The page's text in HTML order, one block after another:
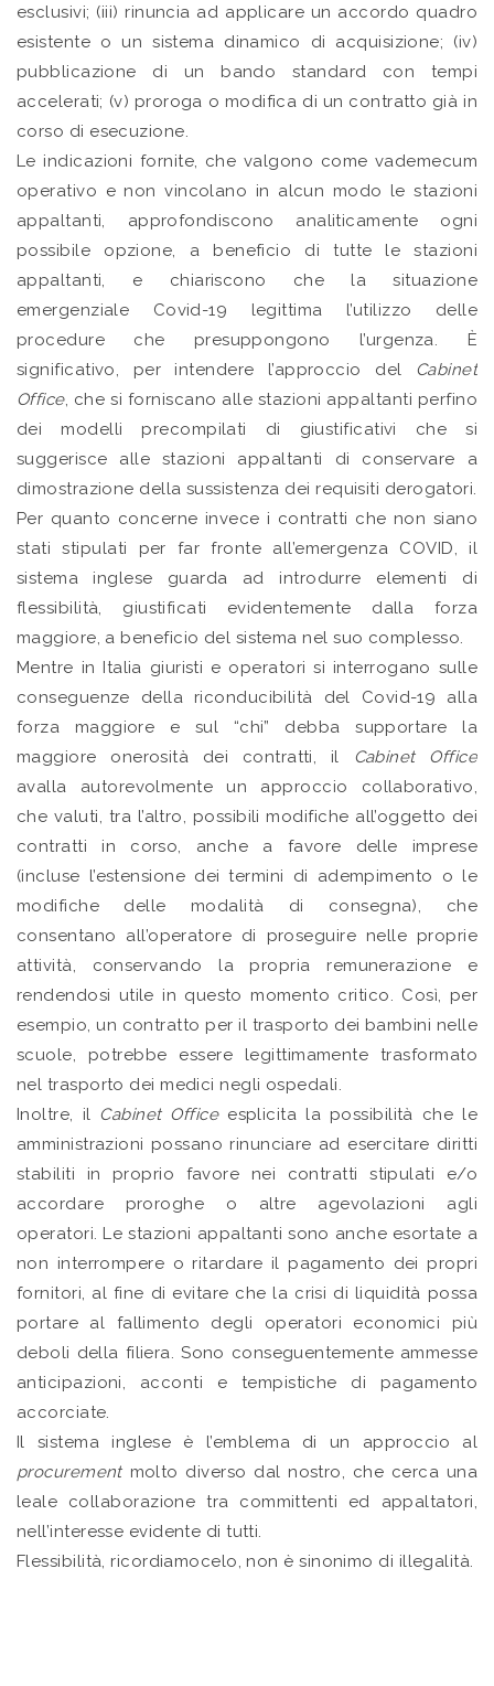
esclusivi; (iii) rinuncia ad applicare un accordo quadro
esistente o un sistema dinamico di acquisizione; (iv)
pubblicazione di un bando standard con tempi
accelerati; (v) proroga o modifica di un contratto già in
corso di esecuzione.
Le indicazioni fornite, che valgono come vademecum
operativo e non vincolano in alcun modo le stazioni
appaltanti, approfondiscono analiticamente ogni
possibile opzione, a beneficio di tutte le stazioni
appaltanti, e chiariscono che la situazione
emergenziale Covid-19 legittima l’utilizzo delle
procedure che presuppongono l’urgenza. È
significativo, per intendere l’approccio del Cabinet
Office, che si forniscano alle stazioni appaltanti perfino
dei modelli precompilati di giustificativi che si
suggerisce alle stazioni appaltanti di conservare a
dimostrazione della sussistenza dei requisiti derogatori.
Per quanto concerne invece i contratti che non siano
stati stipulati per far fronte all’emergenza COVID, il
sistema inglese guarda ad introdurre elementi di
flessibilità, giustificati evidentemente dalla forza
maggiore, a beneficio del sistema nel suo complesso.
Mentre in Italia giuristi e operatori si interrogano sulle
conseguenze della riconducibilità del Covid-19 alla
forza maggiore e sul “chi” debba supportare la
maggiore onerosità dei contratti, il Cabinet Office
avalla autorevolmente un approccio collaborativo,
che valuti, tra l’altro, possibili modifiche all’oggetto dei
contratti in corso, anche a favore delle imprese
(incluse l’estensione dei termini di adempimento o le
modifiche delle modalità di consegna), che
consentano all’operatore di proseguire nelle proprie
attività, conservando la propria remunerazione e
rendendosi utile in questo momento critico. Così, per
esempio, un contratto per il trasporto dei bambini nelle
scuole, potrebbe essere legittimamente trasformato
nel trasporto dei medici negli ospedali.
Inoltre, il Cabinet Officeesplicita la possibilità che le
amministrazioni possano rinunciare ad esercitare diritti
stabiliti in proprio favore nei contratti stipulati e/o
accordare proroghe o altre agevolazioni agli
operatori. Le stazioni appaltanti sono anche esortate a
non interrompere o ritardare il pagamento dei propri
fornitori, al fine di evitare che la crisi di liquidità possa
portare al fallimento degli operatori economici più
deboli della filiera. Sono conseguentemente ammesse
anticipazioni, acconti e tempistiche di pagamento
accorciate.
Il sistema inglese è l’emblema di un approccio al
procurementmolto diverso dal nostro, che cerca una
leale collaborazione tra committenti ed appaltatori,
nell’interesse evidente di tutti.
Flessibilità, ricordiamocelo, non è sinonimo di illegalità.